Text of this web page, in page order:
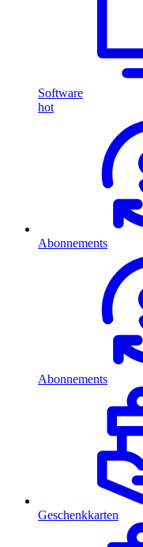
Software
hot
Abonnements
Abonnements
Geschenkkarten